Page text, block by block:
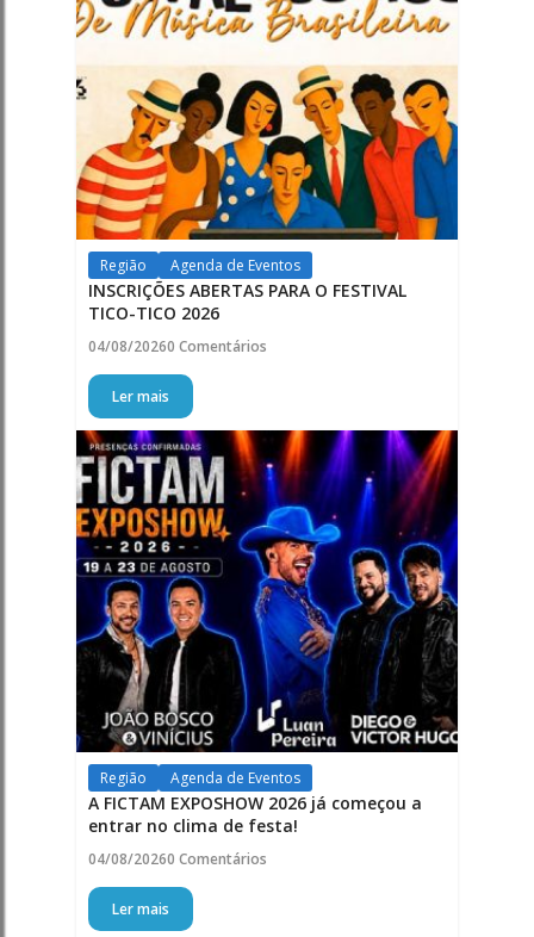
Região Agenda de Eventos
INSCRIÇÕES ABERTAS PARA O FESTIVAL
TICO-TICO 2026
04/08/20260 Comentários
Ler mais
Região Agenda de Eventos
A FICTAM EXPOSHOW 2026 já começou a
entrar no clima de festa!
04/08/20260 Comentários
Ler mais